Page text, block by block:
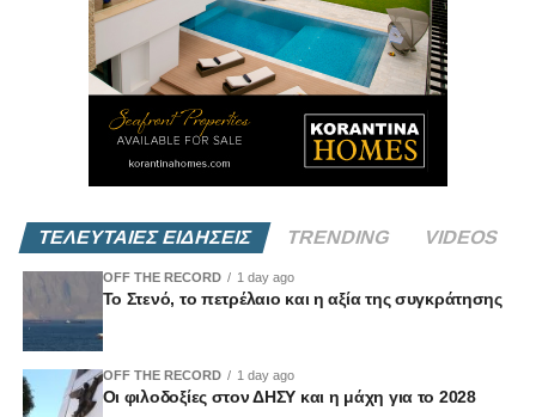
ΤΕΛΕΥΤΑΙΕΣ ΕΙΔΗΣΕΙΣ TRENDING VIDEOS
OFF THE RECORD 1 day ago
Το Στενό, το πετρέλαιο και η αξία της συγκράτησης
OFF THE RECORD 1 day ago
Οι φιλοδοξίες στον ΔΗΣΥ και η μάχη για το 2028